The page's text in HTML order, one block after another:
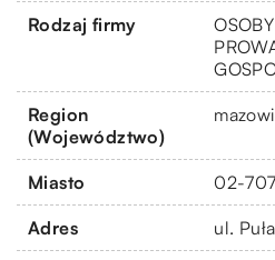
Rodzaj firmy
Region
(Województwo)
Miasto 02-
Adres ul.